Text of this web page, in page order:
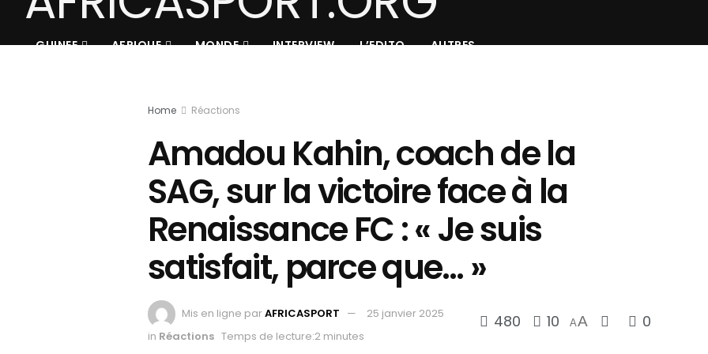
GUINEE AFRIQUE MONDE INTERVIEW L’EDITO AUTRES
Home Réactions
Amadou Kahin, coach de la
SAG, sur la victoire face à la
Renaissance FC : « Je suis
satisfait, parce que… »
Mis en ligne parAFRICASPORT
25 janvier 2025
in Réactions Temps de lecture:2 minutes
480 10 AA 0